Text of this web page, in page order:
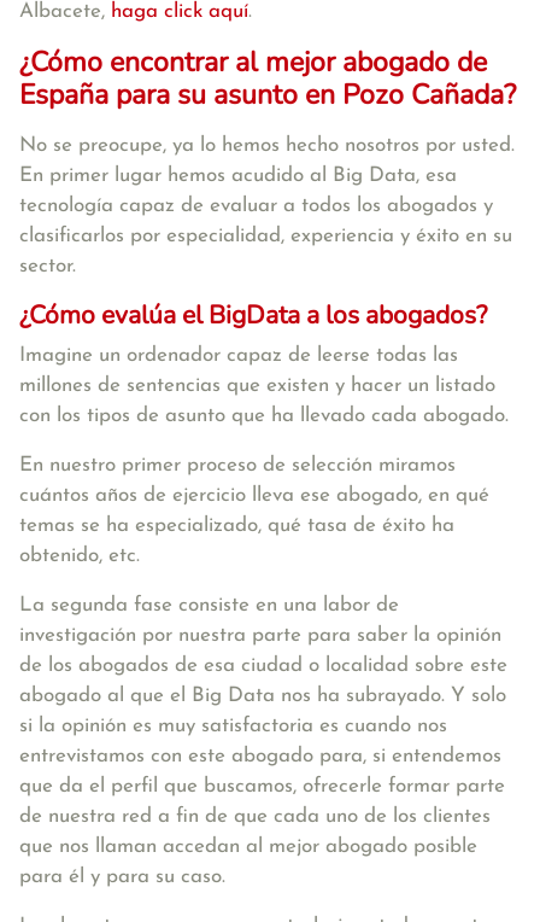
Albacete, haga click aquí.
¿Cómo encontrar al mejor abogado de
España para su asunto en Pozo Cañada?
No se preocupe, ya lo hemos hecho nosotros por usted.
En primer lugar hemos acudido al Big Data, esa
tecnología capaz de evaluar a todos los abogados y
clasificarlos por especialidad, experiencia y éxito en su
sector.
¿Cómo evalúa el BigData a los abogados?
Imagine un ordenador capaz de leerse todas las
millones de sentencias que existen y hacer un listado
con los tipos de asunto que ha llevado cada abogado.
En nuestro primer proceso de selección miramos
cuántos años de ejercicio lleva ese abogado, en qué
temas se ha especializado, qué tasa de éxito ha
obtenido, etc.
La segunda fase consiste en una labor de
investigación por nuestra parte para saber la opinión
de los abogados de esa ciudad o localidad sobre este
abogado al que el Big Data nos ha subrayado. Y solo
si la opinión es muy satisfactoria es cuando nos
entrevistamos con este abogado para, si entendemos
que da el perfil que buscamos, ofrecerle formar parte
de nuestra red a fin de que cada uno de los clientes
que nos llaman accedan al mejor abogado posible
para él y para su caso.